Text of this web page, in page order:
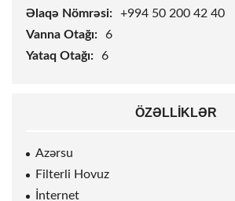
Əlaqə Nömrəsi:
+994 50 200 42 40
Vanna Otağı:
6
Yataq Otağı:
6
ÖZƏLLIKLƏR
Azərsu
Filterli Hovuz
İnternet